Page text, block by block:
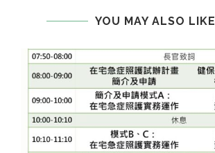
YOU MAY ALSO LIKE